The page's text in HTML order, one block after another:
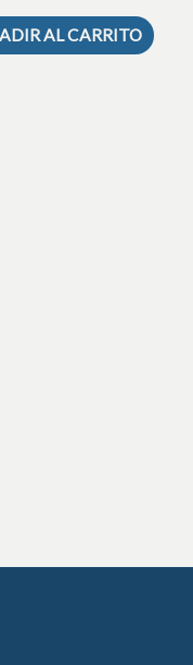
AL CARRITO